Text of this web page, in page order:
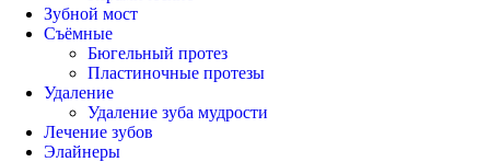
Зубной мост
Съёмные
Бюгельный протез
Пластиночные протезы
Удаление
Удаление зуба мудрости
Лечение зубов
Элайнеры